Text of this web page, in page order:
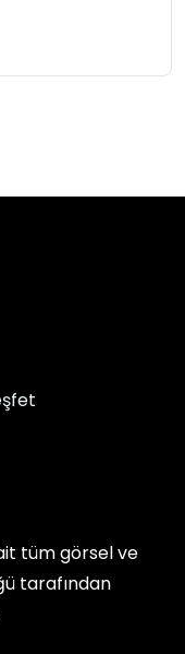
tüm görsel ve
tarafından